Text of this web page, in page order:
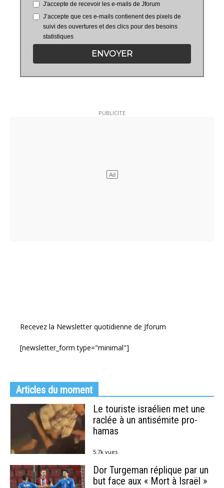
J'accepte de recevoir les e-mails de Jforum
J’accepte que ces e-mails contienent des pixels de
suivi des ouvertures et des clics pour des besoins
statistiques
ENVOYER
Recevez la Newsletter quotidienne de Jforum
[newsletter_form type="minimal"]
Articles du moment
Le touriste israélien met une
raclée à un antisémite pro-
hamas
5.7k vues
Dor Turgeman réplique par un
but face aux « Mort à Israël »